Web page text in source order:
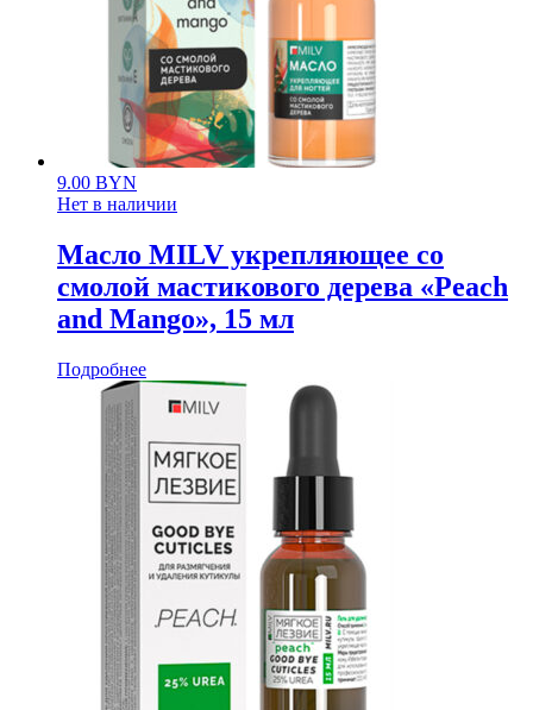
9.00 BYN
Нет в наличии
Масло MILV укрепляющее со
смолой мастикового дерева «Peach
and Mango», 15 мл
Подробнее